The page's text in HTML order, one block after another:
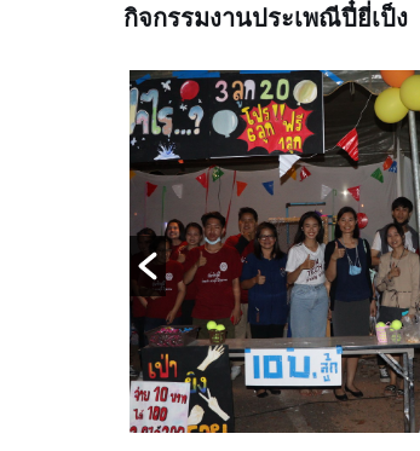
กิจกรรมงานประเพณีปี๋ยี่เป็ง